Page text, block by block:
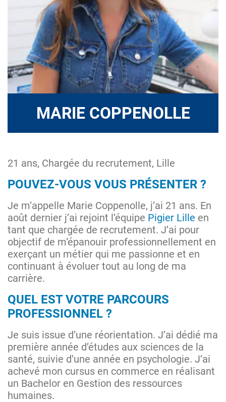
MARIE COPPENOLLE
21 ans, Chargée du recrutement, Lille
POUVEZ-VOUS VOUS PRÉSENTER ?
Je m’appelle Marie Coppenolle, j’ai 21 ans. En
août dernier j’ai rejoint l’équipe Pigier Lille en
tant que chargée de recrutement. J’ai pour
objectif de m’épanouir professionnellement en
exerçant un métier qui me passionne et en
continuant à évoluer tout au long de ma
carrière.
QUEL EST VOTRE PARCOURS
PROFESSIONNEL ?
Je suis issue d’une réorientation. J’ai dédié ma
première année d’études aux sciences de la
santé, suivie d’une année en psychologie. J’ai
achevé mon cursus en commerce en réalisant
un Bachelor en Gestion des ressources
humaines.